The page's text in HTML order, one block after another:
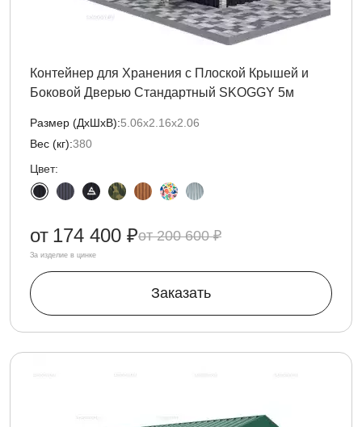
Контейнер для Хранения с Плоской Крышей и
Боковой Дверью Стандартный SKOGGY 5м
Размер (ДxШxВ):5.06х2.16х2.06
Вес (кг):380
Цвет:
200 600 ₽
от 174 400 ₽
За изделие в цинке
Заказать